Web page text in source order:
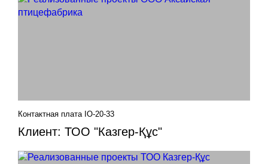
Клиент: ТОО "Казгер-Құс"
Контактная плата IO-20-33